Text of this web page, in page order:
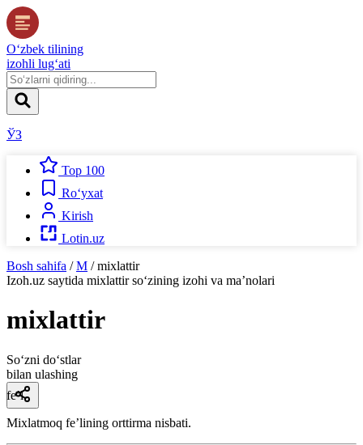
O‘zbek tilining
izohli lug‘ati
ЎЗ
Top 100
Ro‘yxat
Kirish
Lotin.uz
Bosh sahifa / M / mixlattir
Izoh.uz saytida mixlattirso‘zining izohi va ma’nolari
mixlattir
So‘zni do‘stlar
bilan ulashing
fe’l
Mixlatmoq feʼlining orttirma nisbati.